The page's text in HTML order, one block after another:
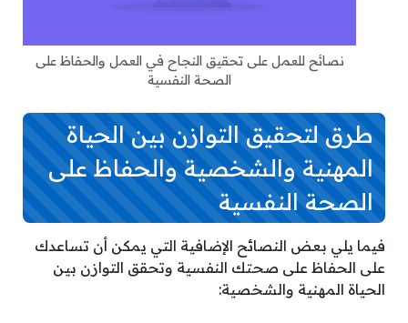
نصائح للعمل على تحقيق النجاح في العمل والحفاظ على
الصحة النفسية
طرق لتحقيق التوازن بين الحياة
المهنية والشخصية والحفاظ على
الصحة النفسية
فيما يلي بعض النصائح الإضافية التي يمكن أن تساعدك
على الحفاظ على صحتك النفسية وتحقق التوازن بين
الحياة المهنية والشخصية: